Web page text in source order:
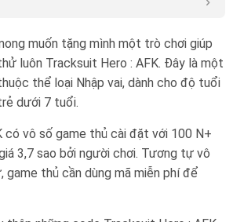
muốn tặng mình một trò chơi giúp
luôn Tracksuit Hero : AFK. Đây là một
thể loại Nhập vai, dành cho độ tuổi
dưới 7 tuổi.
có vô số game thủ cài đặt với 100 N+
3,7 sao bởi người chơi. Tương tự vô
thủ cần dùng mã miễn phí để